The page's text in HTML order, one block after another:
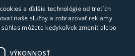
€s DPH
2,92 €bez DPH
Do košíka
a ďalšie technológie od tretích
naše služby a zobrazovať reklamy
môžete kedykoľvek zmeniť alebo
VÝKONNOSŤ